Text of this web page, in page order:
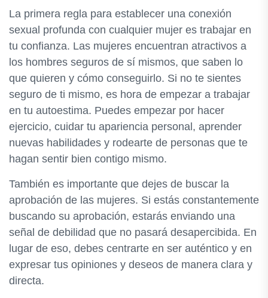
La primera regla para establecer una conexión
sexual profunda con cualquier mujer es trabajar en
tu confianza. Las mujeres encuentran atractivos a
los hombres seguros de sí mismos, que saben lo
que quieren y cómo conseguirlo. Si no te sientes
seguro de ti mismo, es hora de empezar a trabajar
en tu autoestima. Puedes empezar por hacer
ejercicio, cuidar tu apariencia personal, aprender
nuevas habilidades y rodearte de personas que te
hagan sentir bien contigo mismo.
También es importante que dejes de buscar la
aprobación de las mujeres. Si estás constantemente
buscando su aprobación, estarás enviando una
señal de debilidad que no pasará desapercibida. En
lugar de eso, debes centrarte en ser auténtico y en
expresar tus opiniones y deseos de manera clara y
directa.